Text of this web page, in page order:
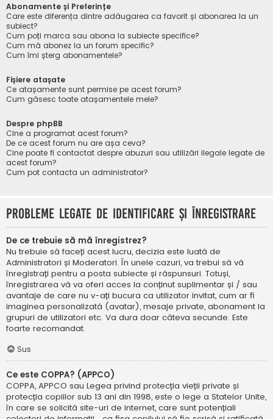
Abonamente și Preferințe
Care este diferența dintre adăugarea ca favorit și abonarea la un
subiect?
Cum poți marca sau abona la subiecte specifice?
Cum mă abonez la un forum specific?
Cum îmi șterg abonamentele?
Fișiere atașate
Ce atașamente sunt permise pe acest forum?
Cum găsesc toate atașamentele mele?
Despre phpBB
Cine a programat acest forum?
De ce acest forum nu are așa ceva?
Cine poate fi contactat despre abuzuri sau utilizări ilegale legate de
acest forum?
Cum pot contacta un administrator?
Probleme legate de identificare și înregistrare
De ce trebuie să mă înregistrez?
Nu trebuie să faceți acest lucru, decizia este luată de
Administratori și Moderatori. În unele cazuri, va trebui să vă
înregistrați pentru a posta subiecte și răspunsuri. Totuși,
înregistrarea vă va oferi acces la conținut suplimentar și / sau
avantaje de care nu v-ați bucura ca utilizator invitat, cum ar fi
imaginea personalizată (avatar), mesaje private, abonament la
grupuri de utilizatori etc. Va dura doar câteva secunde. Este
foarte recomandat.
Sus
Ce este COPPA? (APPCO)
COPPA, APPCO sau Legea privind protecția vieții private și
protecția copiilor sub 13 ani din 1998, este o lege a Statelor Unite,
în care se solicită site-uri de internet, care sunt potențiali